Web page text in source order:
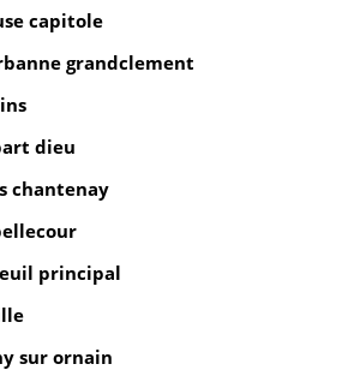
capitole
grandclement
dieu
chantenay
principal
sur ornain